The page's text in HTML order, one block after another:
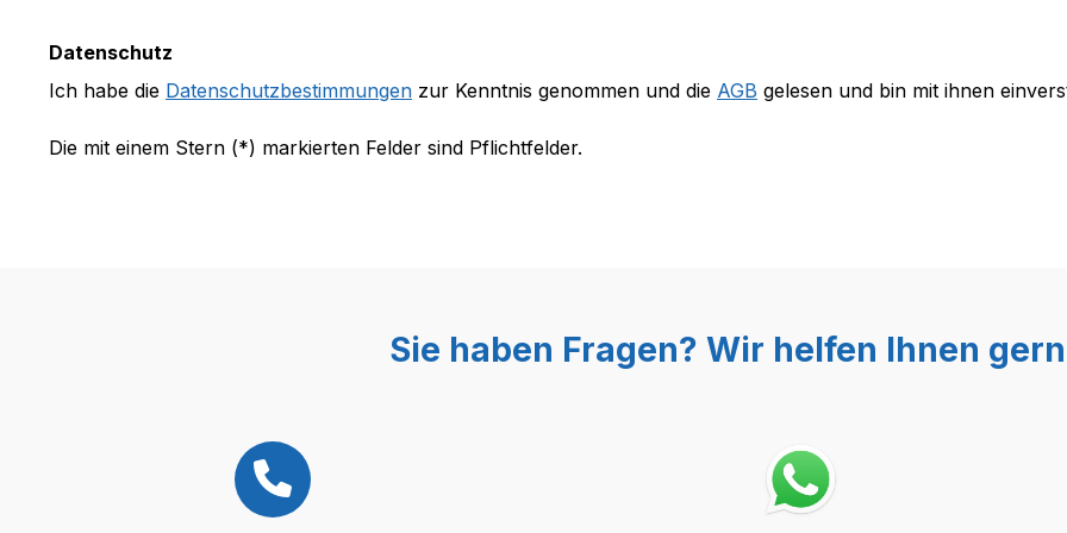
Datenschutz
Ich habe die Datenschutzbestimmungen zur Kenntnis genommen und die AGB gelesen und bin mit ihnen
Die mit einem Stern (*) markierten Felder sind Pflichtfelder.
Sie haben Fragen? Wir helfen Ihnen